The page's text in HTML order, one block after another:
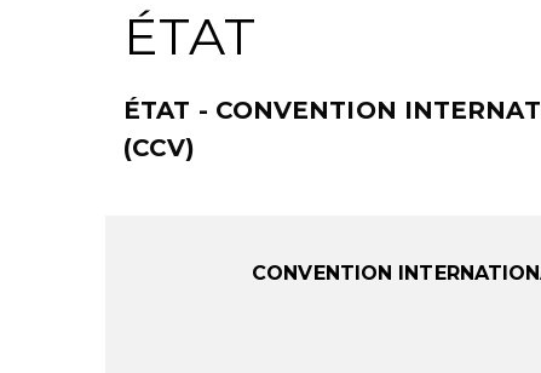
ÉTAT
ÉTAT - CONVENTION
(CCV)
CONVENTION